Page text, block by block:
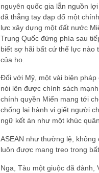
nguyên quốc gia lẫn nguồn
đã thẳng tay đạp đổ một
lực xây dựng một đất nước
Trung Quốc đứng phía sau
biết sợ hãi bất cứ thế lực nào
của họ.
Đối với Mỹ, một vài biện
nói lên được chính sách
chính quyền Miến mang tới
chống lại hành vi giết người
ngữ kết án như một khúc
ASEAN như thường lệ,
luôn được mang treo trong
Nga, Tàu một giuộc đã đành,